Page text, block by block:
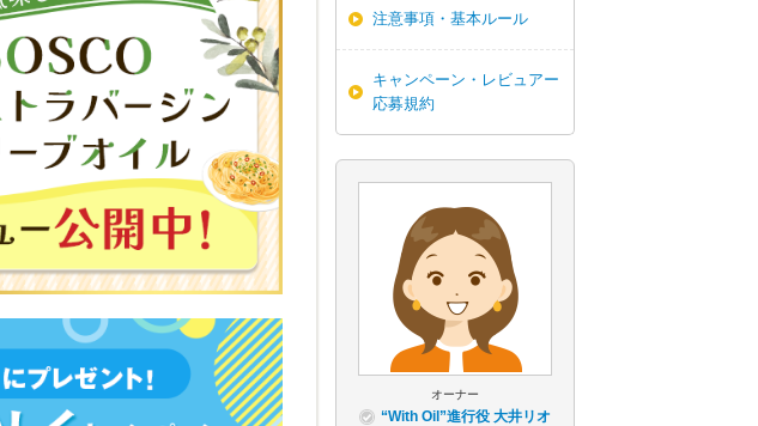
注意事項・基本ルール
キャンペーン・レビュアー
応募規約
オーナー
“With Oil”進行役 大井リオ